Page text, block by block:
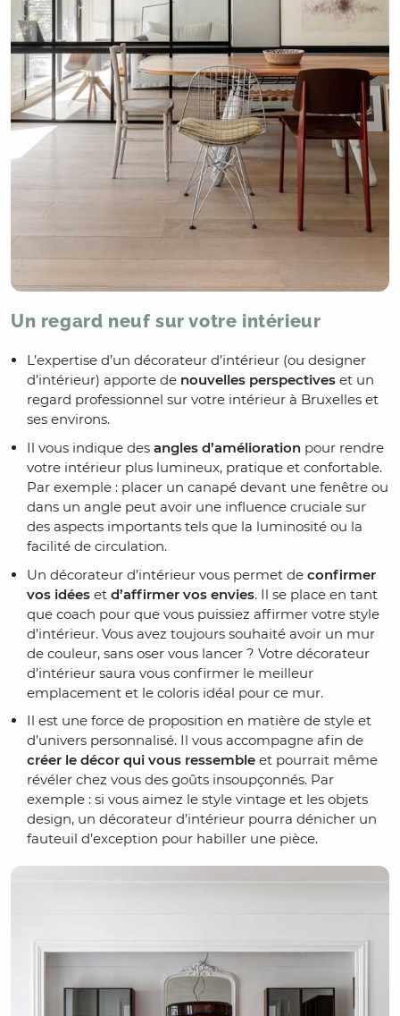
Un regard neuf sur votre intérieur
L’expertise d’un décorateur d’intérieur (ou designer
d’intérieur) apporte de nouvelles perspectives et un
regard professionnel sur votre intérieur à Bruxelles et
ses environs.
Il vous indique des angles d’amélioration pour rendre
votre intérieur plus lumineux, pratique et confortable.
Par exemple : placer un canapé devant une fenêtre ou
dans un angle peut avoir une influence cruciale sur
des aspects importants tels que la luminosité ou la
facilité de circulation.
Un décorateur d’intérieur vous permet de confirmer
vos idées et d’affirmer vos envies. Il se place en tant
que coach pour que vous puissiez affirmer votre style
d’intérieur. Vous avez toujours souhaité avoir un mur
de couleur, sans oser vous lancer ? Votre décorateur
d’intérieur saura vous confirmer le meilleur
emplacement et le coloris idéal pour ce mur.
Il est une force de proposition en matière de style et
d’univers personnalisé. Il vous accompagne afin de
créer le décor qui vous ressemble et pourrait même
révéler chez vous des goûts insoupçonnés. Par
exemple : si vous aimez le style vintage et les objets
design, un décorateur d’intérieur pourra dénicher un
fauteuil d’exception pour habiller une pièce.